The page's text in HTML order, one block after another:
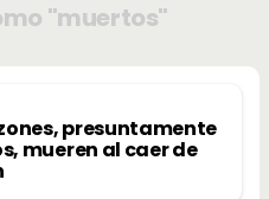
"muertos"
presuntamente
mueren al caer de